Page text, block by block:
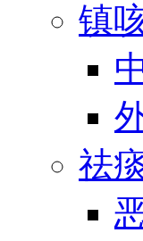
镇
祛